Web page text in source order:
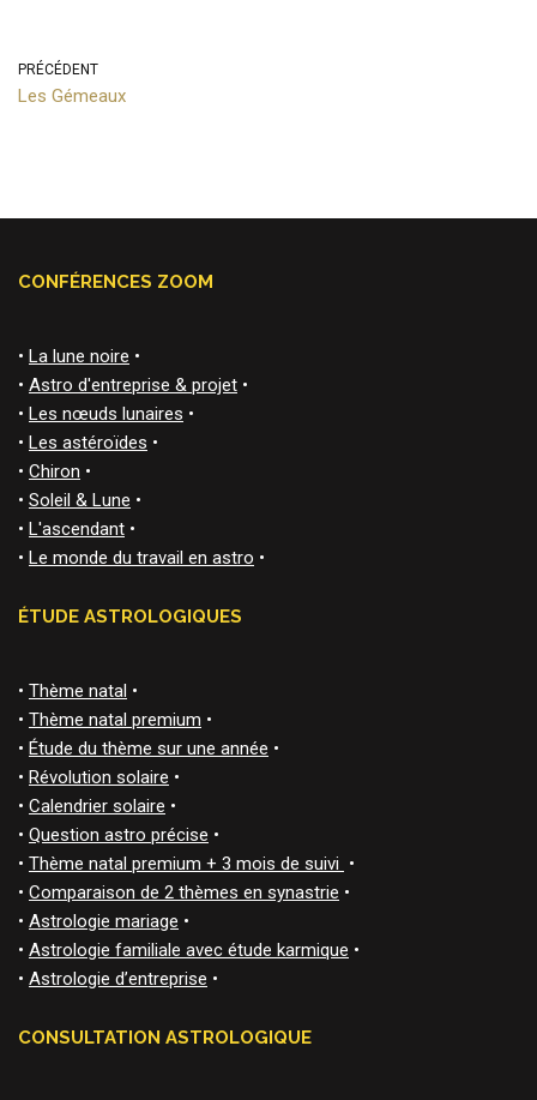
PRÉCÉDENT
Les Gémeaux
CONFÉRENCES ZOOM
• La lune noire •
• Astro d'entreprise & projet •
• Les nœuds lunaires •
• Les astéroïdes •
• Chiron •
• Soleil & Lune •
• L'ascendant •
• Le monde du travail en astro •
ÉTUDE ASTROLOGIQUES
• Thème natal •
• Thème natal premium •
• Étude du thème sur une année •
• Révolution solaire •
• Calendrier solaire •
• Question astro précise •
• Thème natal premium + 3 mois de suivi •
• Comparaison de 2 thèmes en synastrie •
• Astrologie mariage •
• Astrologie familiale avec étude karmique •
• Astrologie d’entreprise •
CONSULTATION ASTROLOGIQUE